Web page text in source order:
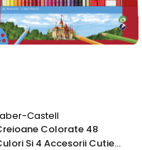
Castell
Colorate 48
Si 4 Accesorii Cutie